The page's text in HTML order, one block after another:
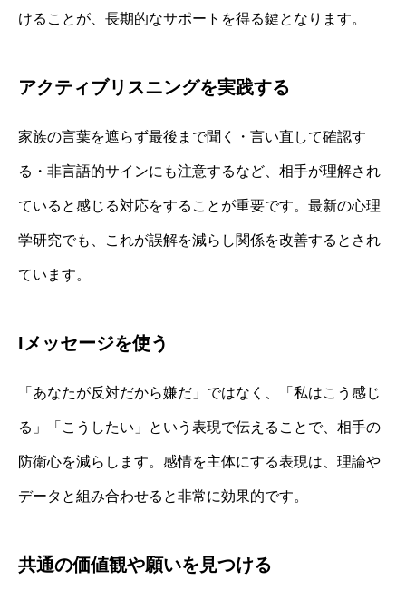
けることが、長期的なサポートを得る鍵となります。
アクティブリスニングを実践する
家族の言葉を遮らず最後まで聞く・言い直して確認す
る・非言語的サインにも注意するなど、相手が理解され
ていると感じる対応をすることが重要です。最新の心理
学研究でも、これが誤解を減らし関係を改善するとされ
ています。
Iメッセージを使う
「あなたが反対だから嫌だ」ではなく、「私はこう感じ
る」「こうしたい」という表現で伝えることで、相手の
防衛心を減らします。感情を主体にする表現は、理論や
データと組み合わせると非常に効果的です。
共通の価値観や願いを見つける